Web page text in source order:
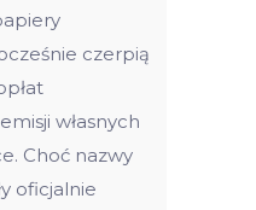
czerpią
własnych
Choć nazwy
oficjalnie